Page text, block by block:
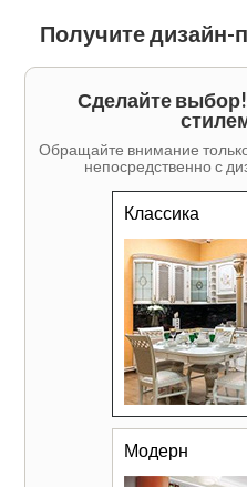
Получите
Сделайте
Обращайте внимание
непосредственно с
Классика
Модерн